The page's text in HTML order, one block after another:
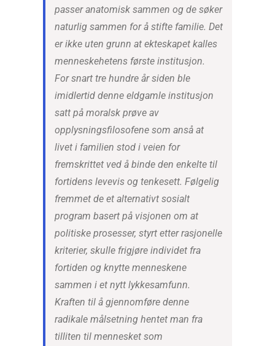
passer anatomisk sammen og de søker
naturlig sammen for å stifte familie. Det
er ikke uten grunn at ekteskapet kalles
menneskehetens første institusjon.
For snart tre hundre år siden ble
imidlertid denne eldgamle institusjon
satt på moralsk prøve av
opplysningsfilosofene som anså at
livet i familien stod i veien for
fremskrittet ved å binde den enkelte til
fortidens levevis og tenkesett. Følgelig
fremmet de et alternativt sosialt
program basert på visjonen om at
politiske prosesser, styrt etter rasjonelle
kriterier, skulle frigjøre individet fra
fortiden og knytte menneskene
sammen i et nytt lykkesamfunn.
Kraften til å gjennomføre denne
radikale målsetning hentet man fra
tilliten til mennesket som